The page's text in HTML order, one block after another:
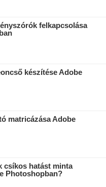
felkapcsolása
készítése Adobe
matricázása Adobe
csíkos hatást minta
Photoshopban?